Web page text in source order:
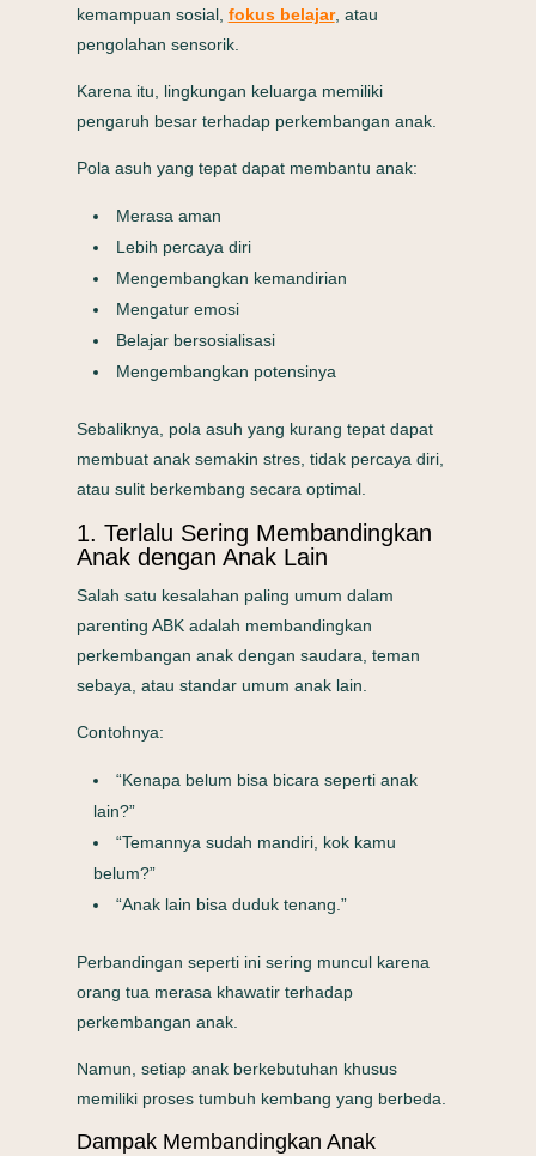
kemampuan sosial, fokus belajar, atau
pengolahan sensorik.
Karena itu, lingkungan keluarga memiliki
pengaruh besar terhadap perkembangan anak.
Pola asuh yang tepat dapat membantu anak:
Merasa aman
Lebih percaya diri
Mengembangkan kemandirian
Mengatur emosi
Belajar bersosialisasi
Mengembangkan potensinya
Sebaliknya, pola asuh yang kurang tepat dapat
membuat anak semakin stres, tidak percaya diri,
atau sulit berkembang secara optimal.
1. Terlalu Sering Membandingkan
Anak dengan Anak Lain
Salah satu kesalahan paling umum dalam
parenting ABK adalah membandingkan
perkembangan anak dengan saudara, teman
sebaya, atau standar umum anak lain.
Contohnya:
“Kenapa belum bisa bicara seperti anak
lain?”
“Temannya sudah mandiri, kok kamu
belum?”
“Anak lain bisa duduk tenang.”
Perbandingan seperti ini sering muncul karena
orang tua merasa khawatir terhadap
perkembangan anak.
Namun, setiap anak berkebutuhan khusus
memiliki proses tumbuh kembang yang berbeda.
Dampak Membandingkan Anak